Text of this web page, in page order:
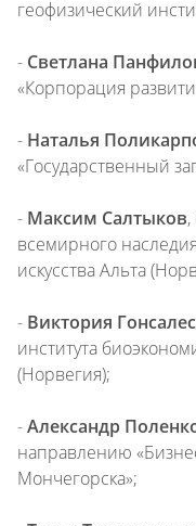
геофизический
- Светлана
«Корпорация
- Наталья
«Государственный
- Максим Салтыков
всемирного
искусства Альта
- Виктория Гонсалес
института
(Норвегия);
-Александр
направлению
Мончегорска»;